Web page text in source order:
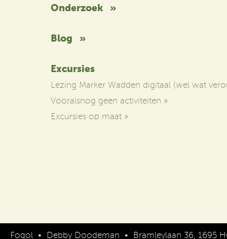
Onderzoek »
Blog »
Excursies
Lezing Marker Wadden digitaal (wel wat
Vooralsnog geen activiteiten »
Excursies op maat »
Fogol • Debby Doodeman • Bramleylaan 36, 1695